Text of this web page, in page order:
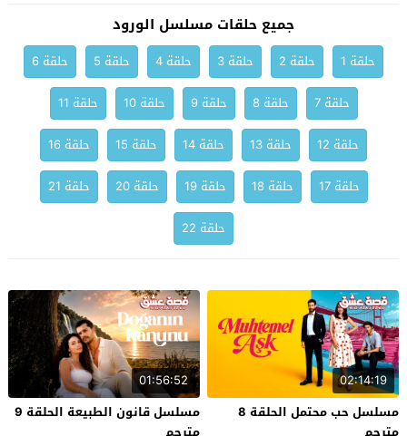
جميع حلقات مسلسل الورود
حلقة 1 حلقة 2 حلقة 3 حلقة 4 حلقة 5
حلقة 6
حلقة 7
حلقة 8 حلقة 9 حلقة 10
حلقة 11
حلقة 12
حلقة 13 حلقة 14 حلقة 15
حلقة 16
حلقة 17
حلقة 18 حلقة 19 حلقة 20
حلقة 21
حلقة 22
02:14:19
مسلسل حب محتمل الحلقة 8
01:56:52
مسلسل قانون الطبيعة الحلقة 9